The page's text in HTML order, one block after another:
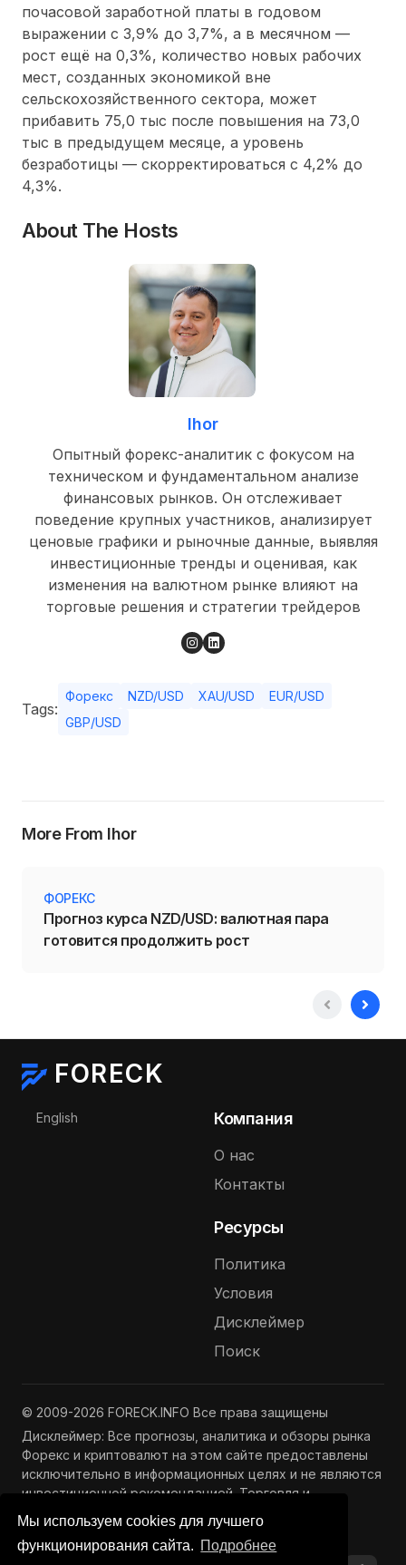
Мы используем cookies для лучшего
функционирования сайта. Подробнее
почасовой заработной платы в годовом
выражении с 3,9% до 3,7%, а в месячном —
рост ещё на 0,3%, количество новых рабочих
мест, созданных экономикой вне
сельскохозяйственного сектора, может
прибавить 75,0 тыс после повышения на 73,0
тыс в предыдущем месяце, а уровень
безработицы — скорректироваться с 4,2% до
4,3%.
About The Hosts
Ihor
Опытный форекс-аналитик с фокусом на
техническом и фундаментальном анализе
финансовых рынков. Он отслеживает
поведение крупных участников, анализирует
ценовые графики и рыночные данные, выявляя
инвестиционные тренды и оценивая, как
изменения на валютном рынке влияют на
торговые решения и стратегии трейдеров
Tags:
Форекс NZD/USD XAU/USD
EUR/USD
GBP/USD
More From Ihor
ФОРЕКС
Прогноз курса NZD/USD: валютная пара
готовится продолжить рост
FORECK
Выберите язык
English Компания
О нас
Контакты
Ресурсы
Политика
Условия
Дисклеймер
Поиск
© 2009-2026 FORECK.INFO Все права защищены
Дисклеймер: Все прогнозы, аналитика и обзоры рынка
Форекс и криптовалют на этом сайте предоставлены
исключительно в информационных целях и не являются
инвестиционной рекомендацией. Торговля и
инвестиции связаны с риском потери капитала.
Подробнее —Полный дисклеймер